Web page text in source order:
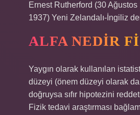
Ernest Rutherford (30
1937) Yeni Zelandalı-İngiliz
ALFA NEDIR
Yaygın olarak kullanılan
düzeyi (önem düzeyi olarak da
doğruysa sıfır hipotezini
Fizik tedavi araştırması